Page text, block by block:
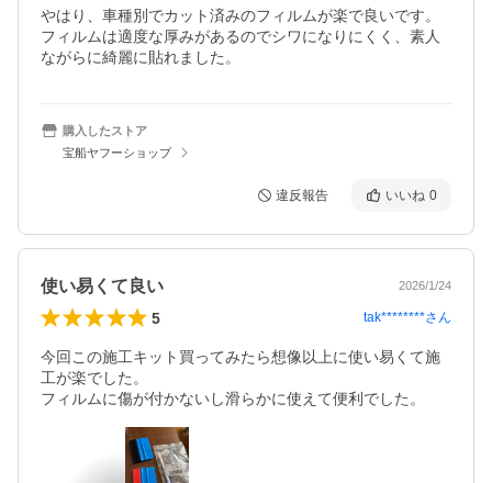
やはり、車種別でカット済みのフィルムが楽で良いです。
フィルムは適度な厚みがあるのでシワになりにくく、素人
ながらに綺麗に貼れました。
購入したストア
宝船ヤフーショップ
違反報告 いいね 0
使い易くて良い 2026/1/24
5 tak********さん
今回この施工キット買ってみたら想像以上に使い易くて施
工が楽でした。